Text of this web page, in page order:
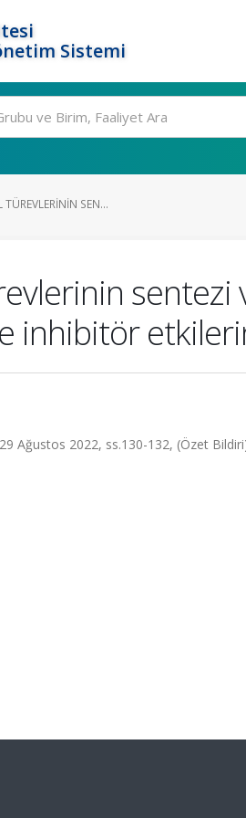
Sistemi
SEN...
Ağustos 2022, ss.130-132, (Özet